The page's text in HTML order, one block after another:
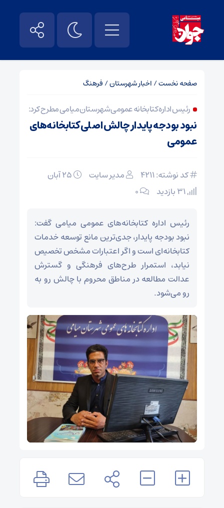
صفحه نخست/ اخبار شهرستان/ فرهنگ
رئیس اداره کتابخانه عمومی شهرستان میامی مطرح کرد:
نبود بودجه پایدار چالش اصلی کتابخانه‌های
عمومی
کد نوشته: 4211 مدیر سایت
۰
رئیس اداره کتابخانه‌های عمومی میامی گفت:
نبود بودجه پایدار، جدی‌ترین مانع توسعه خدمات
کتابخانه‌ای است و اگر اعتبارات مشخص تخصیص
نیابد، استمرار طرح‌های فرهنگی و گسترش
عدالت مطالعه در مناطق محروم با چالش رو به‌
رو می‌شود.